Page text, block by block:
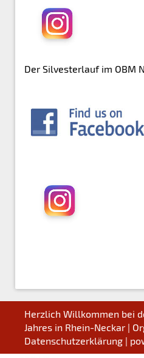
Der Silvesterlauf im OBM
Herzlich Willkommen bei
Jahres in Rhein-Neckar |
Datenschutzerklärung |